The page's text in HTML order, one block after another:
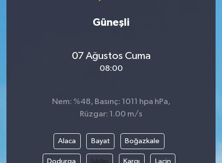
Güneşli
07 Ağustos Cuma
08:00
Nem: %48, Basınç: 1011 hpa hPa,
Rüzgar: 1.00 m/s
Alaca Bayat Boğazkale
Dodurga İskilip Kargı Laçin